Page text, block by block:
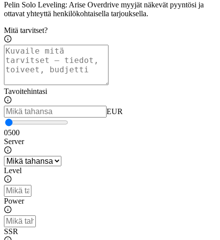
Pelin Solo Leveling: Arise Overdrive myyjät näkevät pyyntösi ja
ottavat yhteyttä henkilökohtaisella tarjouksella.
Mitä tarvitset?
Tavoitehintasi
EUR
0500
Server
Level
Power
SSR